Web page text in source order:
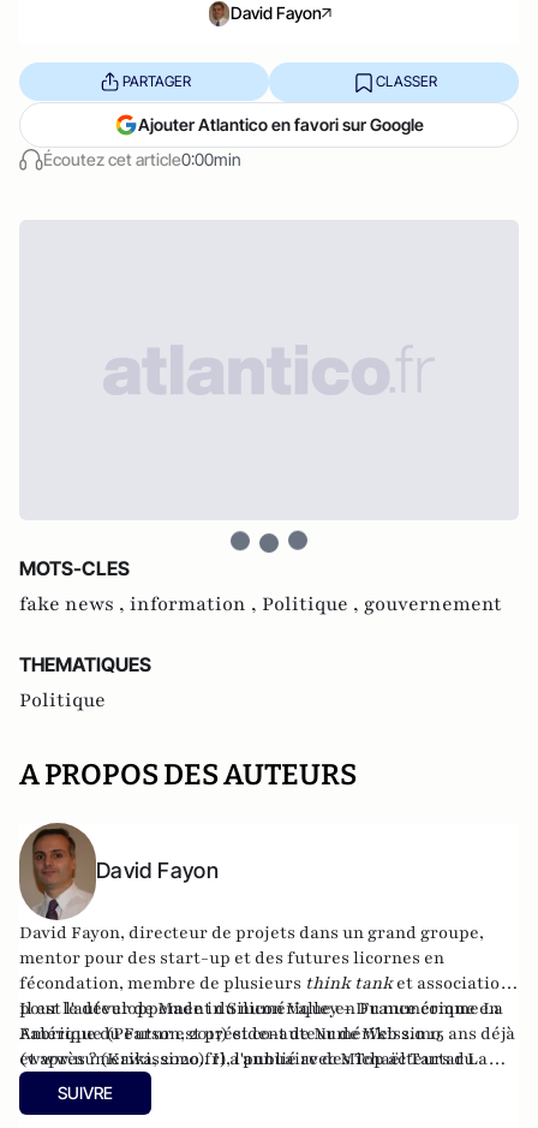
David Fayon
Écoutez cet article0:00min
PARTAGER CLASSER
Ajouter Atlantico en favori sur Google
MOTS-CLES
fake news , information , Politique , gouvernement
THEMATIQUES
Politique
A PROPOS DES AUTEURS
David Fayon
David Fayon, directeur de projets dans un grand groupe,
mentor pour des start-up et des futures licornes en
fécondation, membre de plusieurs think tanket associations
pour le développement du numérique en France comme La
Fabrique du Futur est président de Numérikissimo
(www.numerikissimo.fr), l'annuaire des Top acteurs du
numérique.
Il est l'auteur deMade in Silicon Valley – Du numérique en
Amérique(Pearson, 2017) et co-auteur deWeb 2.0 15 ans déjà
et après ?(Kawa, 2020). Il a publié avec Michaël TartarLa
Transformation digitale pour tous !
réseaux sociaux
SUIVRE